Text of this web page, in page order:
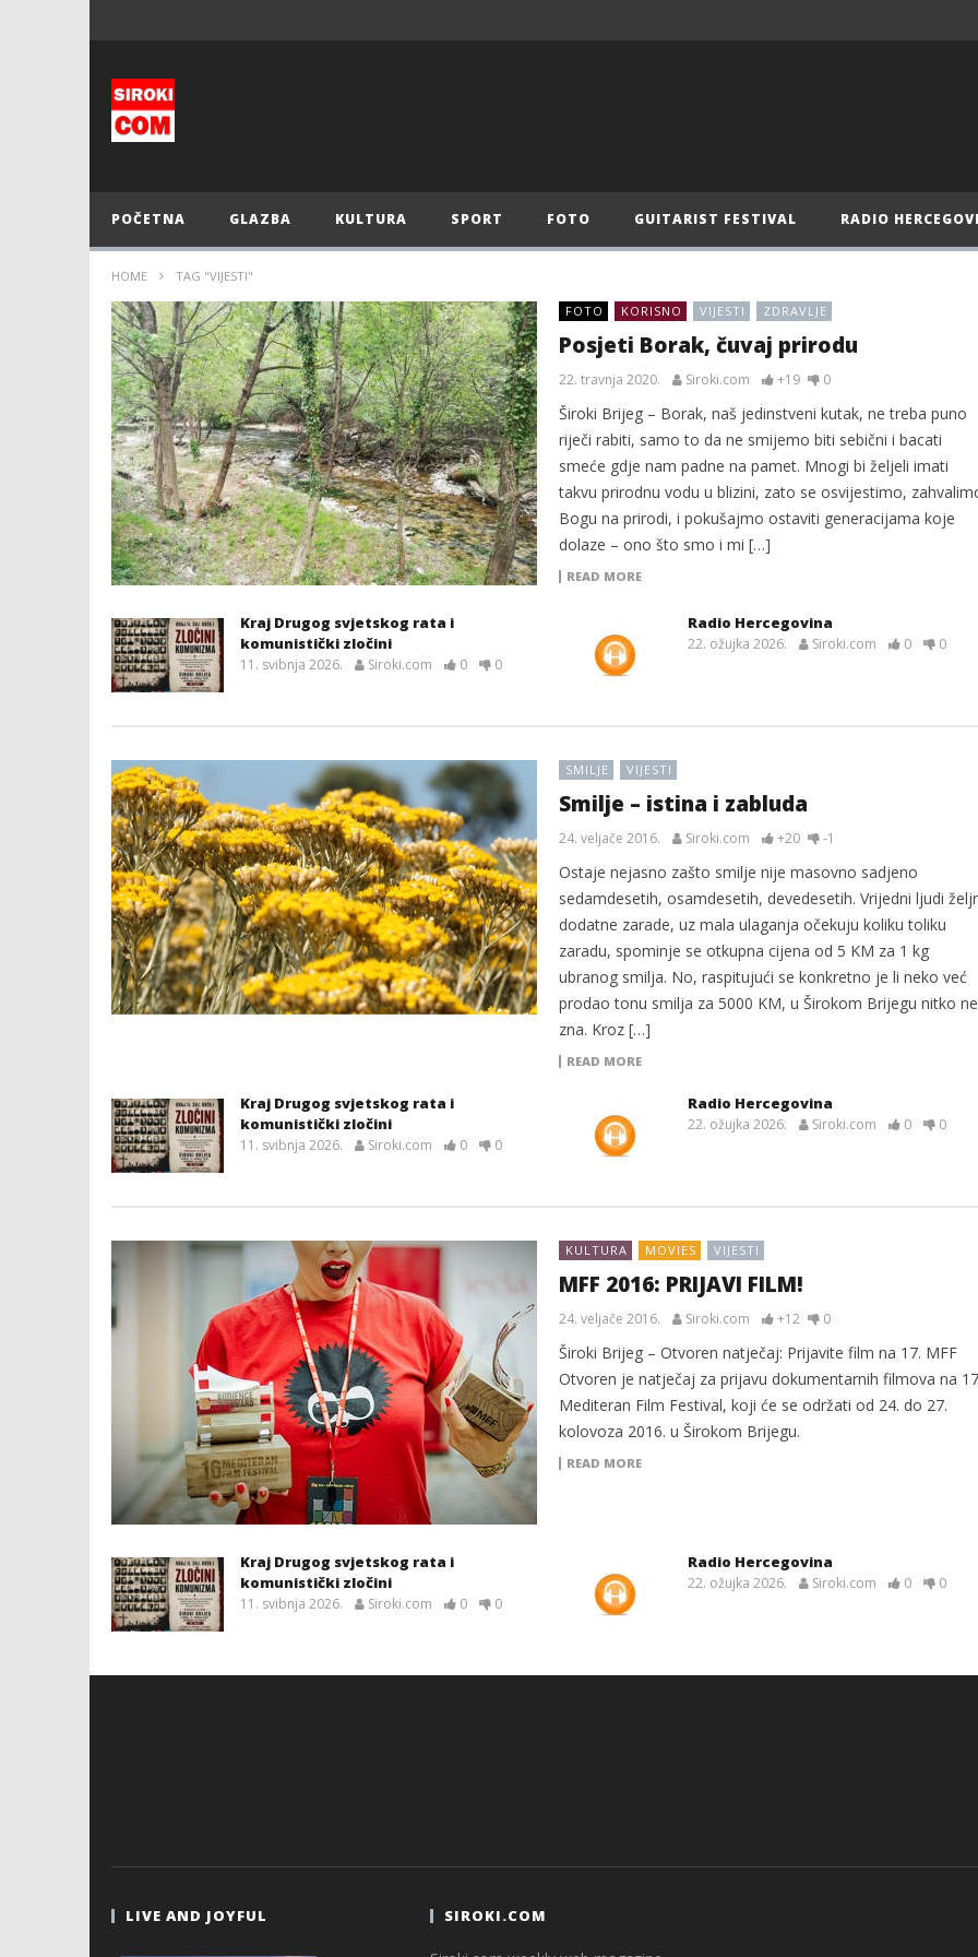
POČETNA GLAZBA KULTURA SPORT FOTO GUITARIST FESTIVAL RADIO
HOME TAG "VIJESTI"
FOTO KORISNO VIJESTI ZDRAVLJE
Posjeti Borak, čuvaj prirodu
22. travnja 2020. Siroki.com +19 0
Široki Brijeg – Borak, naš jedinstveni kutak, ne treba puno
riječi rabiti, samo to da ne smijemo biti sebični i bacati
smeće gdje nam padne na pamet. Mnogi bi željeli imati
takvu prirodnu vodu u blizini, zato se osvijestimo,
Bogu na prirodi, i pokušajmo ostaviti generacijama koje
dolaze – ono što smo i mi […]
READ MORE
Kraj Drugog svjetskog rata i
komunistički zločini
11. svibnja 2026. Siroki.com 0 0
Radio Hercegovina
22. ožujka 2026. Siroki.com 0 0
SMILJE VIJESTI
Smilje – istina i zabluda
24. veljače 2016. Siroki.com +20 -1
Ostaje nejasno zašto smilje nije masovno sadjeno
sedamdesetih, osamdesetih, devedesetih. Vrijedni ljudi
dodatne zarade, uz mala ulaganja očekuju koliku toliku
zaradu, spominje se otkupna cijena od 5 KM za 1 kg
ubranog smilja. No, raspitujući se konkretno je li neko već
prodao tonu smilja za 5000 KM, u Širokom Brijegu nitko ne
zna. Kroz […]
READ MORE
Kraj Drugog svjetskog rata i
komunistički zločini
11. svibnja 2026. Siroki.com 0 0
Radio Hercegovina
22. ožujka 2026. Siroki.com 0 0
KULTURA MOVIES VIJESTI
MFF 2016: PRIJAVI FILM!
24. veljače 2016. Siroki.com +12 0
Široki Brijeg – Otvoren natječaj: Prijavite film na 17. MFF
Otvoren je natječaj za prijavu dokumentarnih filmova na
Mediteran Film Festival, koji će se održati od 24. do 27.
kolovoza 2016. u Širokom Brijegu.
READ MORE
Kraj Drugog svjetskog rata i
komunistički zločini
11. svibnja 2026. Siroki.com 0 0
Radio Hercegovina
22. ožujka 2026. Siroki.com 0 0
LIVE AND JOYFUL SIROKI.COM